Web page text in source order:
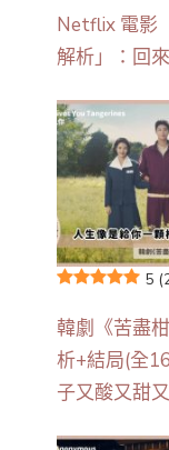
Netflix 電影
解析」：回
5
韓劇《苦盡
析+結局(全
子又酸又甜